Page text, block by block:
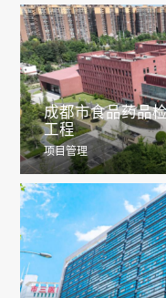
成都市食品药品
工程
项目管理